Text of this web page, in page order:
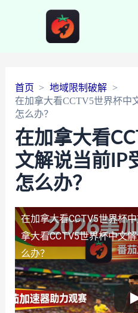
首页
地域限制破解
在加拿大看CCTV5世界杯中
怎么办？
在加拿大看
文解说当前IP
怎么办？
在加拿大看CCTV5世界杯
拿大看CCTV5世界杯中文
么办？